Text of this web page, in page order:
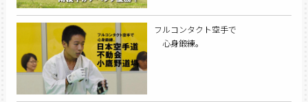
フルコンタクト空手で
心身鍛練。